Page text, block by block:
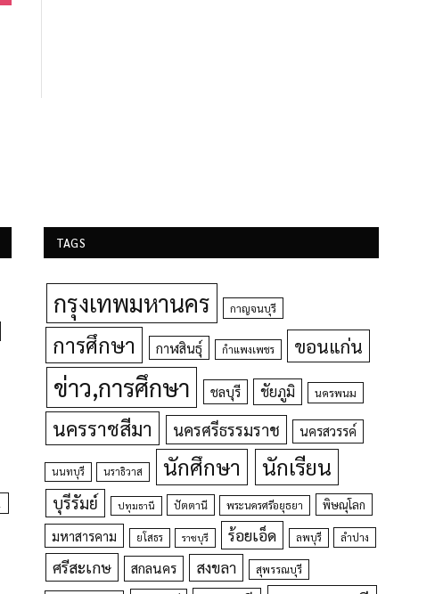
TAGS
กรุงเทพมหานคร กาญจนบุรี
การศึกษา กาฬสินธุ์ กำแพงเพชร ขอนแก่น
ข่าว,การศึกษา ชลบุรี ชัยภูมิ นครพนม
นครราชสีมา นครศรีธรรมราช นครสวรรค์
นนทบุรี นราธิวาส นักศึกษา นักเรียน
บุรีรัมย์ ปทุมธานี ปัตตานี พระนครศรีอยุธยา พิษณุโลก
มหาสารคาม ยโสธร ราชบุรี ร้อยเอ็ด ลพบุรี ลำปาง
ศรีสะเกษ สกลนคร สงขลา สุพรรณบุรี